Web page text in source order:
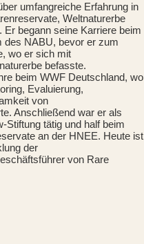
umfangreiche Erfahrung in
Weltnaturerbe
begann seine Karriere beim
des NABU, bevor er zum
wo er sich mit
befasste.
beim WWF Deutschland, wo
Evaluierung,
von
Anschließend war er als
tätig und half beim
an der HNEE. Heute ist
der
von Rare